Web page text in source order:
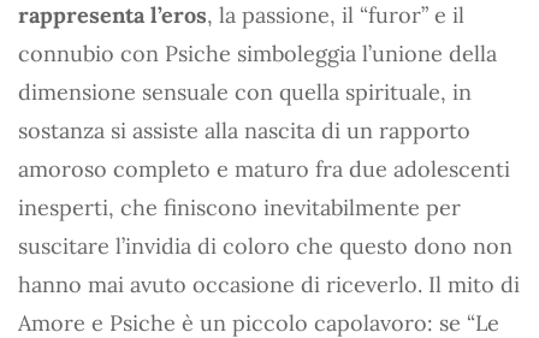
rappresenta l’eros, la passione, il “furor” e il
connubio con Psiche simboleggia l’unione della
dimensione sensuale con quella spirituale, in
sostanza si assiste alla nascita di un rapporto
amoroso completo e maturo fra due adolescenti
inesperti, che finiscono inevitabilmente per
suscitare l’invidia di coloro che questo dono non
hanno mai avuto occasione di riceverlo. Il mito di
Amore e Psiche è un piccolo capolavoro: se “Le